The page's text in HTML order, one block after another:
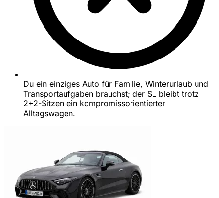
Du ein einziges Auto für Familie, Winterurlaub und
Transportaufgaben brauchst; der SL bleibt trotz
2+2-Sitzen ein kompromissorientierter
Alltagswagen.